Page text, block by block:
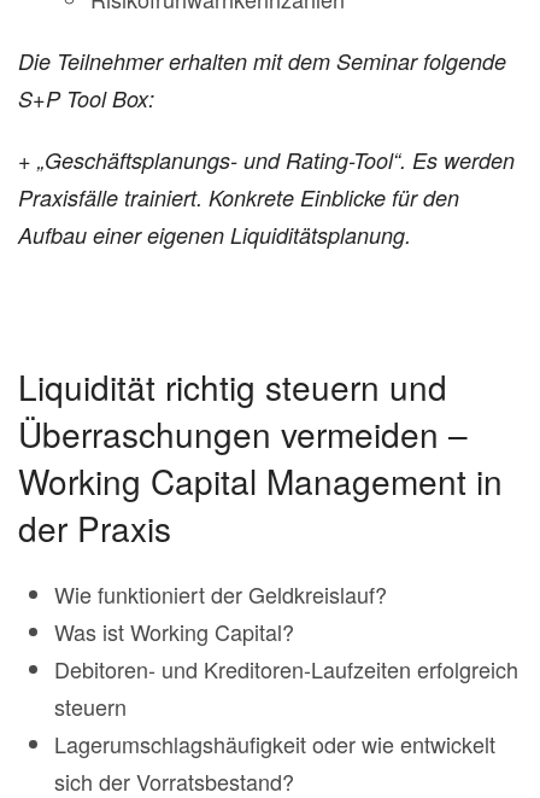
Die Teilnehmer erhalten mit dem Seminar folgende
S+P Tool Box:
+ „Geschäftsplanungs- und Rating-Tool“. Es werden
Praxisfälle trainiert. Konkrete Einblicke für den
Aufbau einer eigenen Liquiditätsplanung.
Liquidität richtig steuern und
Überraschungen vermeiden –
Working Capital Management in
der Praxis
Wie funktioniert der Geldkreislauf?
Was ist Working Capital?
Debitoren- und Kreditoren-Laufzeiten erfolgreich
steuern
Lagerumschlagshäufigkeit oder wie entwickelt
sich der Vorratsbestand?